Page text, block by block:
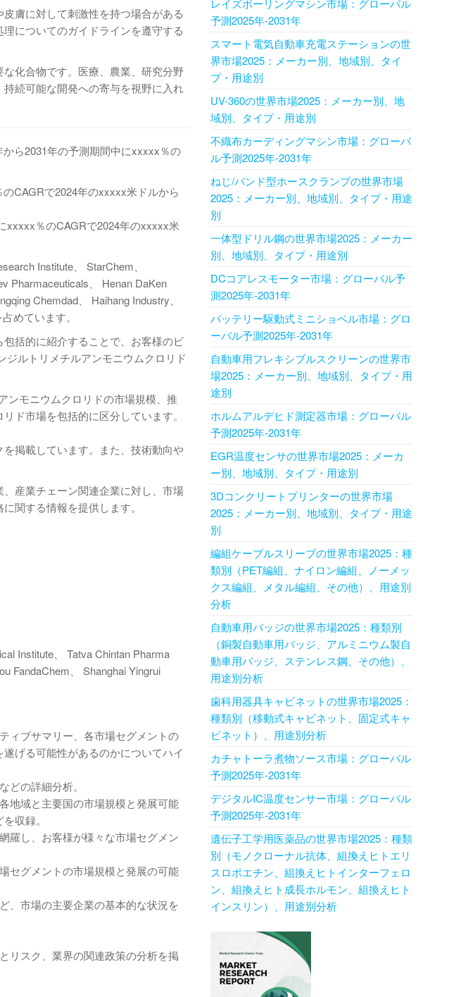
膚に対して刺激性を持つ場合がある
についてのガイドラインを遵守する
化合物です。医療、農業、研究分野
続可能な開発への寄与を視野に入れ
ら2031年の予測期間中にxxxxx％の
CAGRで2024年のxxxxx米ドルから
xxxxx％のCAGRで2024年のxxxxx米
Institute、 StarChem、
Pharmaceuticals、 Henan DaKen
Chemdad、 Haihang Industry、
めています。
括的に紹介することで、お客様のビ
ルトリメチルアンモニウムクロリド
ンモニウムクロリドの市場規模、推
ド市場を包括的に区分しています。
掲載しています。また、技術動向や
産業チェーン関連企業に対し、市場
関する情報を提供します。
Institute、 Tatva Chintan Pharma
FandaChem、 Shanghai Yingrui
ィブサマリー、各市場セグメントの
げる可能性があるのかについてハイ
の詳細分析。
地域と主要国の市場規模と発展可能
収録。
羅し、お客様が様々な市場セグメン
セグメントの市場規模と発展の可能
、市場の主要企業の基本的な状況を
リスク、業界の関連政策の分析を掲
レイズボーリングマシン市場：グローバル
予測2025年-2031年
スマート電気自動車充電ステーションの世
界市場2025：メーカー別、地域別、タイ
プ・用途別
UV-360の世界市場2025：メーカー別、地
域別、タイプ・用途別
不織布カーディングマシン市場：グローバ
ル予測2025年-2031年
ねじ/バンド型ホースクランプの世界市場
2025：メーカー別、地域別、タイプ・用途
別
一体型ドリル鋼の世界市場2025：メーカー
別、地域別、タイプ・用途別
DCコアレスモーター市場：グローバル予
測2025年-2031年
バッテリー駆動式ミニショベル市場：グロ
ーバル予測2025年-2031年
自動車用フレキシブルスクリーンの世界市
場2025：メーカー別、地域別、タイプ・用
途別
ホルムアルデヒド測定器市場：グローバル
予測2025年-2031年
EGR温度センサの世界市場2025：メーカ
ー別、地域別、タイプ・用途別
3Dコンクリートプリンターの世界市場
2025：メーカー別、地域別、タイプ・用途
別
編組ケーブルスリーブの世界市場2025：種
類別（PET編組、ナイロン編組、ノーメッ
クス編組、メタル編組、その他）、用途別
分析
自動車用バッジの世界市場2025：種類別
（銅製自動車用バッジ、アルミニウム製自
動車用バッジ、ステンレス鋼、その他）、
用途別分析
歯科用器具キャビネットの世界市場2025：
種類別（移動式キャビネット、固定式キャ
ビネット）、用途別分析
カチャトーラ煮物ソース市場：グローバル
予測2025年-2031年
デジタルIC温度センサー市場：グローバル
予測2025年-2031年
遺伝子工学用医薬品の世界市場2025：種類
別（モノクローナル抗体、組換えヒトエリ
スロポエチン、組換えヒトインターフェロ
ン、組換えヒト成長ホルモン、組換えヒト
インスリン）、用途別分析